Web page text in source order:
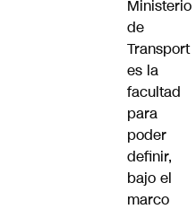
Ministerio
de
Transport
es la
facultad
para
poder
definir,
bajo el
marco